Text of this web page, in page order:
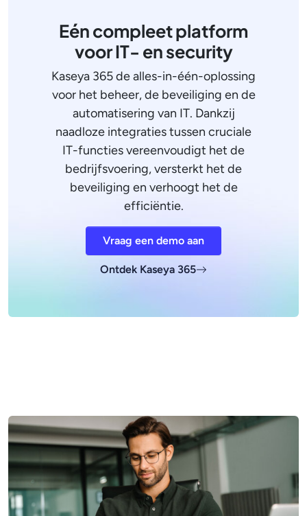
Eén compleet platform
voor IT- en security
Kaseya 365 de alles-in-één-oplossing
voor het beheer, de beveiliging en de
automatisering van IT. Dankzij
naadloze integraties tussen cruciale
IT-functies vereenvoudigt het de
bedrijfsvoering, versterkt het de
beveiliging en verhoogt het de
efficiëntie.
Vraag een demo aan
Ontdek Kaseya 365